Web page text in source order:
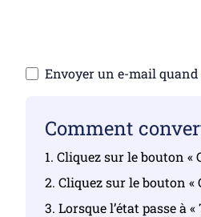
Envoyer un e-mail
Comment
1. Cliquez sur le bouton
2. Cliquez sur le bouton
3. Lorsque l’état passe à